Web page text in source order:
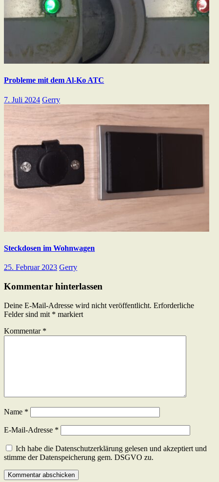
Probleme mit dem Al-Ko ATC
7. Juli 2024 Gerry
Steckdosen im Wohnwagen
25. Februar 2023 Gerry
Kommentar hinterlassen
Deine E-Mail-Adresse wird nicht veröffentlicht. Erforderliche
Felder sind mit * markiert
Kommentar *
Name *
E-Mail-Adresse *
Ich habe die Datenschutzerklärung gelesen und akzeptiert und
stimme der Datenspeicherung gem. DSGVO zu.